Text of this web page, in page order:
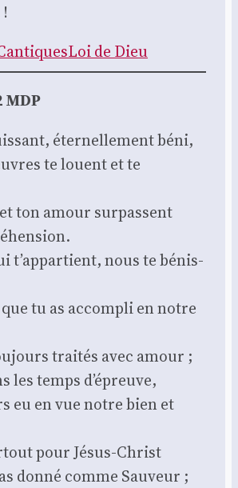
Loi de Dieu
MDP
éter­nel­le­ment béni,
te louent et te
ton amour sur­passent
t’ap­par­tient, nous te bénis­
tu as accom­pli en notre
trai­tés avec amour ;
les temps d’é­preuve,
eu en vue notre bien et
pour Jésus-Christ
don­né comme Sau­veur ;